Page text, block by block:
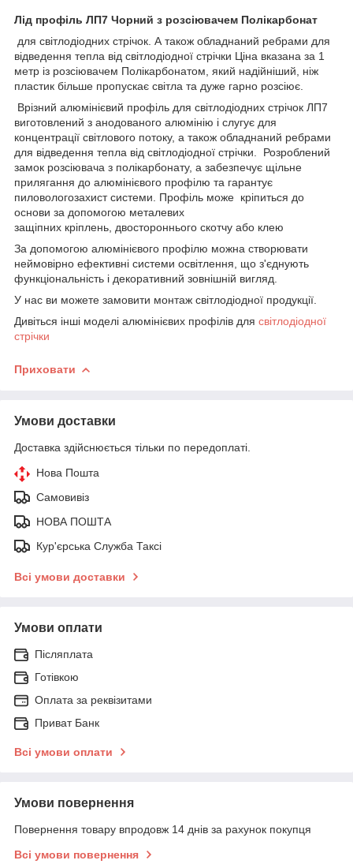
Лід профіль ЛП7 Чорний з розсіювачем Полікарбонат
для світлодіодних стрічок. А також обладнаний ребрами для
відведення тепла від світлодіодної стрічки Ціна вказана за 1
метр із розсіювачем Полікарбонатом, який надійніший, ніж
пластик більше пропускає світла та дуже гарно розсіює.
Врізний алюмінієвий профіль для світлодіодних стрічок ЛП7
виготовлений з анодованого алюмінію і слугує для
концентрації світлового потоку, а також обладнаний ребрами
для відведення тепла від світлодіодної стрічки. Розроблений
замок розсіювача з полікарбонату, а забезпечує щільне
прилягання до алюмінієвого профілю та гарантує
пиловологозахист системи. Профіль може кріпиться до
основи за допомогою металевих
защіпних кріплень, двостороннього скотчу або клею
За допомогою алюмінієвого профілю можна створювати
неймовірно ефективні системи освітлення, що з'єднують
функціональність і декоративний зовнішній вигляд.
У нас ви можете замовити монтаж світлодіодної продукції.
Дивіться інші моделі алюмінієвих профілів для світлодіодної
стрічки
Приховати
Умови доставки
Доставка здійснюється тільки по передоплаті.
Нова Пошта
Самовивіз
НОВА ПОШТА
Кур'єрська Служба Таксі
Всі умови доставки
Умови оплати
Післяплата
Готівкою
Оплата за реквізитами
Приват Банк
Всі умови оплати
Умови повернення
Повернення товару впродовж 14 днів за рахунок покупця
Всі умови повернення